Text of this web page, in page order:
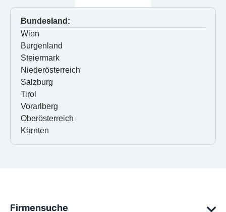
Bundesland:
Wien
Burgenland
Steiermark
Niederösterreich
Salzburg
Tirol
Vorarlberg
Oberösterreich
Kärnten
Firmensuche